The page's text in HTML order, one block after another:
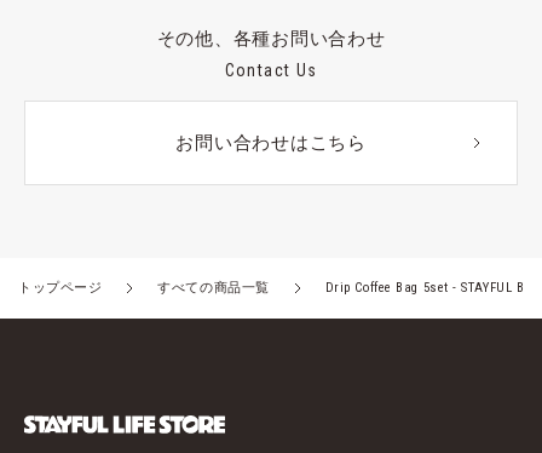
その他、各種お問い合わせ
Contact Us
お問い合わせはこちら
トップページ すべての商品一覧 Drip Coffee Bag 5set - STAYFUL